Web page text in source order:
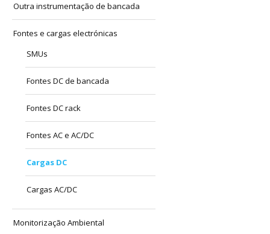
Outra instrumentação de bancada
Fontes e cargas electrónicas
SMUs
Fontes DC de bancada
Fontes DC rack
Fontes AC e AC/DC
Cargas DC
Cargas AC/DC
Monitorização Ambiental